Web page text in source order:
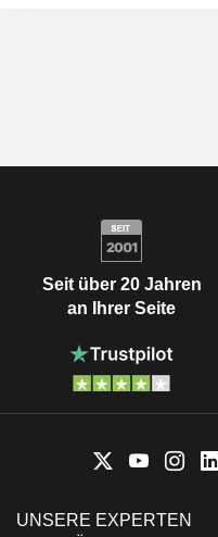
Seit über 20 Jahren
an Ihrer Seite
UNSERE EXPERTEN